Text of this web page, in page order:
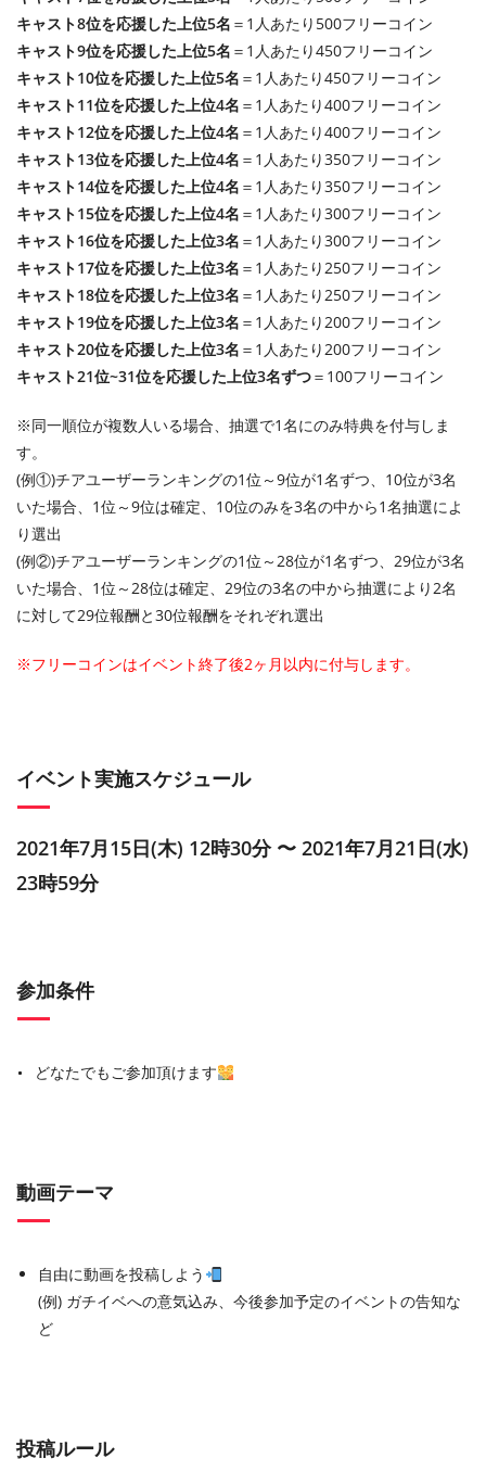
キャスト8位を応援した上位5名 ＝1人あたり500フリーコイン
キャスト9位を応援した上位5名 ＝1人あたり450フリーコイン
キャスト10位を応援した上位5名 ＝1人あたり450フリーコイン
キャスト11位を応援した上位4名 ＝1人あたり400フリーコイン
キャスト12位を応援した上位4名 ＝1人あたり400フリーコイン
キャスト13位を応援した上位4名 ＝1人あたり350フリーコイン
キャスト14位を応援した上位4名 ＝1人あたり350フリーコイン
キャスト15位を応援した上位4名 ＝1人あたり300フリーコイン
キャスト16位を応援した上位3名 ＝1人あたり300フリーコイン
キャスト17位を応援した上位3名 ＝1人あたり250フリーコイン
キャスト18位を応援した上位3名 ＝1人あたり250フリーコイン
キャスト19位を応援した上位3名 ＝1人あたり200フリーコイン
キャスト20位を応援した上位3名 ＝1人あたり200フリーコイン
キャスト21位~31位を応援した上位3名ずつ＝100フリーコイン
※同一順位が複数人いる場合、抽選で1名にのみ特典を付与しま
す。
(例①)チアユーザーランキングの1位～9位が1名ずつ、10位が3名
いた場合、1位～9位は確定、10位のみを3名の中から1名抽選によ
り選出
(例②)チアユーザーランキングの1位～28位が1名ずつ、29位が3名
いた場合、1位～28位は確定、29位の3名の中から抽選により2名
に対して29位報酬と30位報酬をそれぞれ選出
※フリーコインはイベント終了後2ヶ月以内に付与します。
イベント実施スケジュール
2021年7月15日(木) 12時30分 〜 2021年7月21日(水)
23時59分
参加条件
どなたでもご参加頂けます
動画テーマ
自由に動画を投稿しよう
(例) ガチイベへの意気込み、今後参加予定のイベントの告知な
ど
投稿ルール